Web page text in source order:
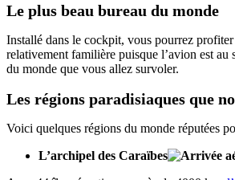
Le plus beau bureau du monde
Installé dans le cockpit, vous pourrez profiter
relativement familière puisque l’avion est
du monde que vous allez survoler.
Les régions paradisiaques que
Voici quelques régions du monde réputées
L’archipel des Caraïbes